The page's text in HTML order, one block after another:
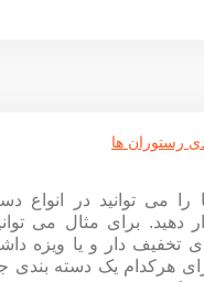
رستوران ها
می توانید در انواع دسته
دهید. برای مثال می توانیم
تخفیف دار و یا ویزه داشته
هرکدام یک دسته بندی جدا